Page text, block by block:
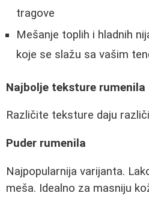
tragove
Mešanje toplih i hladnih
koje se slažu sa vašim
Najbolje teksture rumenila
Različite teksture daju
Puder rumenila
Najpopularnija varijanta.
meša. Idealno za masniju